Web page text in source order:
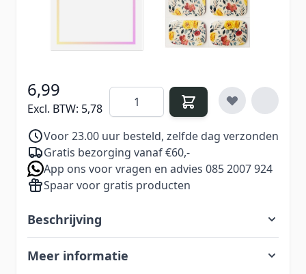
€ 8,26
6,99
Excl. BTW: 5,78
Aantal
Voor 23.00 uur besteld, zelfde dag verzonden
Gratis bezorging vanaf €60,-
App ons voor vragen en advies 085 2007 924
Spaar voor gratis producten
Beschrijving
Meer informatie